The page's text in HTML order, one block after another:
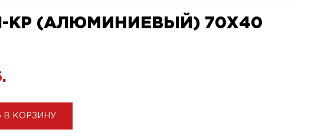
КР (АЛЮМИНИЕВЫЙ) 70X40
В КОРЗИНУ